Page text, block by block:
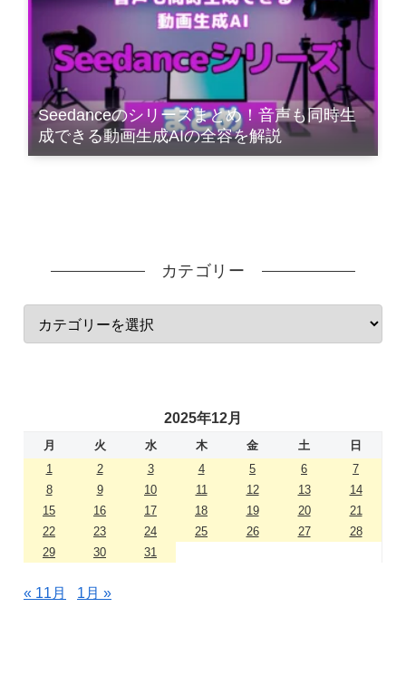
Seedanceのシリーズまとめ！音声も同時生
成できる動画生成AIの全容を解説
カテゴリー
2025年12月
月 火 水 木 金 土
日
1
2 3 4 5 6
7
8
9 10 11 12 13
14
15
16 17 18 19 20
21
22
23 24 25 26 27
28
29
30 31
« 11月 1月 »